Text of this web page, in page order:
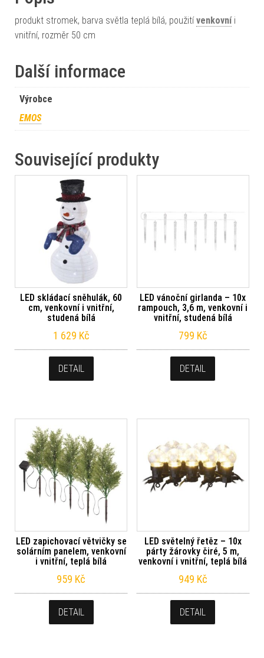
produkt stromek, barva světla teplá bílá, použitívenkovníi
vnitřní, rozměr 50 cm
Další informace
Výrobce
EMOS
Související produkty
LED skládací sněhulák, 60
cm, venkovní i vnitřní,
studená bílá
1 629 Kč
DETAIL
LED vánoční girlanda – 10x
rampouch, 3,6 m, venkovní i
vnitřní, studená bílá
799 Kč
DETAIL
LED zapichovací větvičky se
solárním panelem, venkovní
i vnitřní, teplá bílá
959 Kč
DETAIL
LED světelný řetěz – 10x
párty žárovky čiré, 5 m,
venkovní i vnitřní, teplá bílá
949 Kč
DETAIL